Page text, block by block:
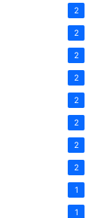
2
2
2
2
2
2
2
2
1
1